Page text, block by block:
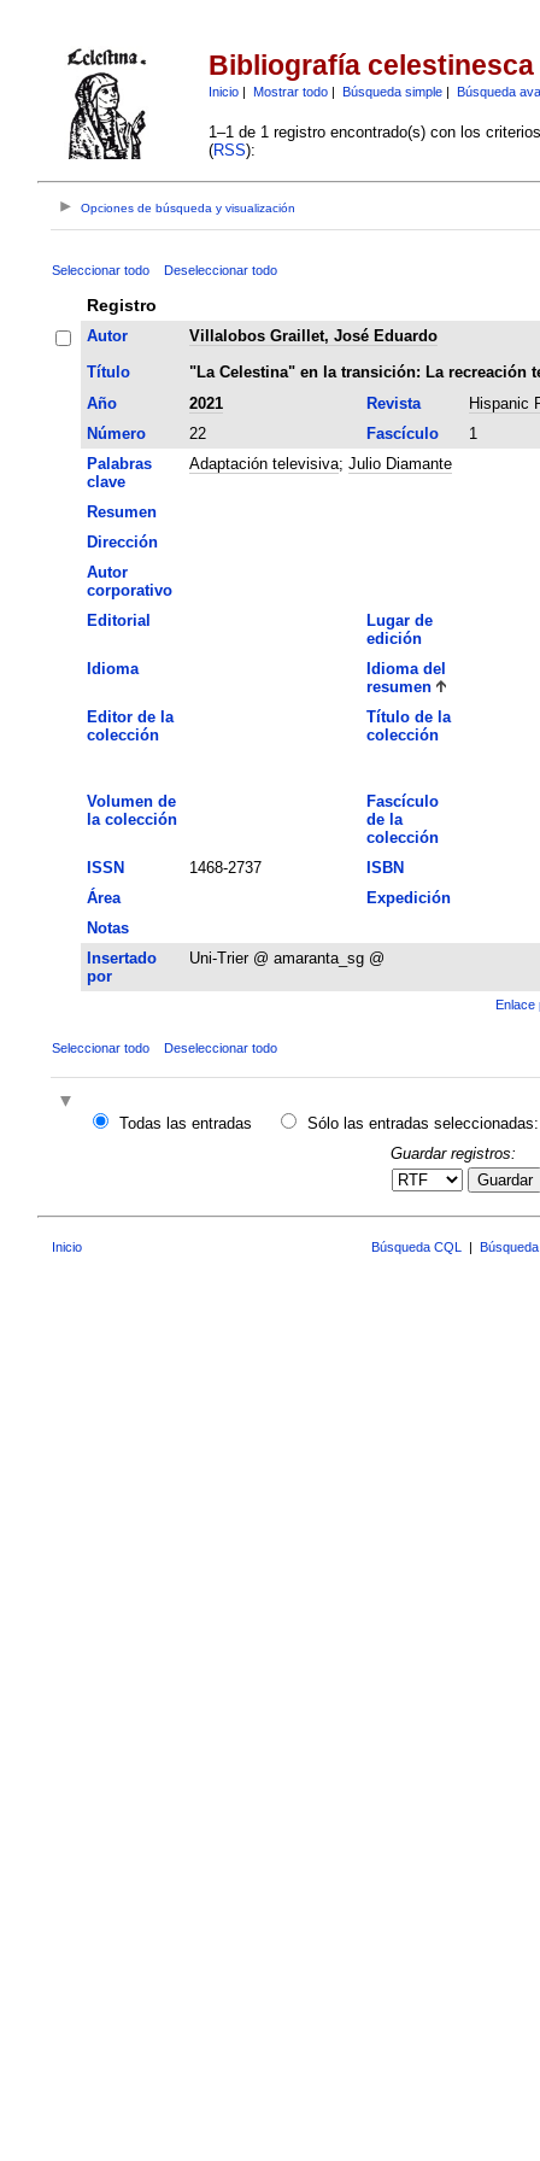
Bibliografía celestinesca
Inicio| Mostrar todo| Búsqueda simple| Búsqueda
1–1 de 1 registro encontrado(s) con los
(RSS):
Opciones de búsqueda y visualización
Seleccionar todo Deseleccionar todo
Registro
Autor
Villalobos Graillet, José Eduardo
Título
"La Celestina" en la transición: La recreación
Año
2021 Revista
Hispanic
Número
22 Fascículo
1
Palabras
clave
Adaptación televisiva; Julio Diamante
Resumen
Dirección
Autor
corporativo
Editorial
Lugar de
edición
Idioma
Idioma del
resumen
Editor de la
colección
Título de la
colección
Volumen de
la colección
Fascículo
de la
colección
ISSN
1468-2737
ISBN
Área
Expedición
Notas
Insertado
por
Uni-Trier @ amaranta_sg @
Enlace
Seleccionar todo Deseleccionar todo
Todas las entradas
Sólo las entradas seleccionadas:
Guardar registros:
Guardar
Inicio Búsqueda CQL